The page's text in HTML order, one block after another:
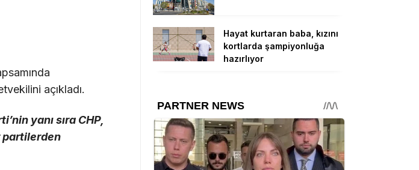
açıkladı.
yanı sıra CHP,
partilerden
Hayat kurtaran baba, kızını
kortlarda şampiyonluğa
hazırlıyor